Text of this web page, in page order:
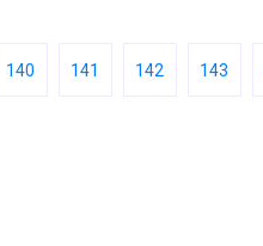
140 141 142 143